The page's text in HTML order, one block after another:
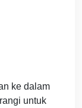
ke dalam
untuk